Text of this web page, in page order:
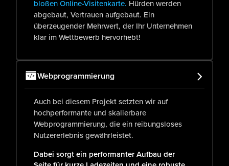
bloßen Online-Visitenkarte. Hürden werden
abgebaut, Vertrauen aufgebaut. Ein
überzeugender Mehrwert, der Ihr Unternehmen
klar im Wettbewerb hervorhebt!
Webprogrammierung
Auch bei diesem Projekt setzten wir auf
hochperformante und skalierbare
Webprogrammierung, die ein reibungsloses
Nutzererlebnis gewährleistet.
Dabei sorgt ein performanter Aufbau der